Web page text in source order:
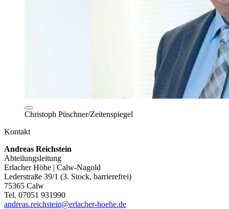
Christoph Püschner/Zeitenspiegel
Kontakt
Andreas Reichstein
Abteilungsleitung
Erlacher Höhe | Calw-Nagold
Lederstraße 39/1 (3. Stock, barrierefrei)
75365 Calw
Tel. 07051 931990
andreas.reichstein@erlacher-hoehe.de